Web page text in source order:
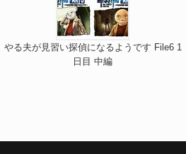
やる夫が見習い探偵になるようです File6 1
日目 中編